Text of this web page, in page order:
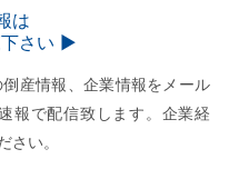
は
下さい ▶︎
産情報、企業情報をメール
報で配信致します。企業経
さい。